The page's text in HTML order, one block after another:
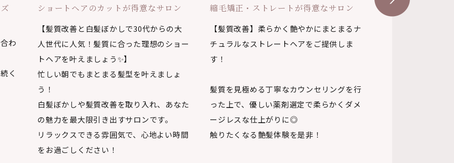
わ
く
ショートヘアのカットが得意なサロン
【髪質改善と白髪ぼかしで30代からの大
人世代に人気！髪質に合った理想のショー
トヘアを叶えましょう✨】
忙しい朝でもまとまる髪型を叶えましょ
う！
白髪ぼかしや髪質改善を取り入れ、あなた
の魅力を最大限引き出すサロンです。
リラックスできる雰囲気で、心地よい時間
をお過ごしください！
縮毛矯正・ストレートが得意なサロン
【髪質改善】柔らかく艶やかにまとまるナ
チュラルなストレートヘアをご提供しま
す！
髪質を見極める丁寧なカウンセリングを行
った上で、優しい薬剤選定で柔らかくダメ
ージレスな仕上がりに◎
触りたくなる艶髪体験を是非！
ヘッドスパ満足